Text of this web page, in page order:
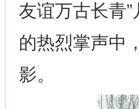
友谊万古长青
的热烈掌声中
影。
网上购药对药下症？